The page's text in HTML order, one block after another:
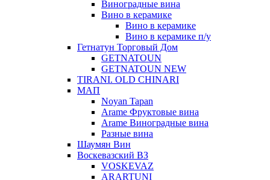
Виноградные вина
Вино в керамике
Вино в керамике
Вино в керамике п/у
Гетнатун Торговый Дом
GETNATOUN
GETNATOUN NEW
TIRANI. OLD CHINARI
МАП
Noyan Tapan
Arame Фруктовые вина
Arame Виноградные вина
Разные вина
Шаумян Вин
Воскевазский ВЗ
VOSKEVAZ
ARARTUNI